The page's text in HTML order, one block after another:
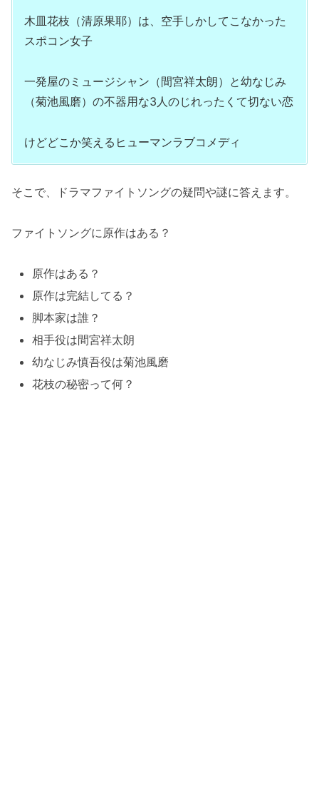
木皿花枝（清原果耶）は、空手しかしてこなかった
スポコン女子
一発屋のミュージシャン（間宮祥太朗）と幼なじみ
（菊池風磨）の不器用な3人のじれったくて切ない恋
けどどこか笑えるヒューマンラブコメディ
そこで、ドラマファイトソングの疑問や謎に答えます。
ファイトソングに原作はある？
原作はある？
原作は完結してる？
脚本家は誰？
相手役は間宮祥太朗
幼なじみ慎吾役は菊池風磨
花枝の秘密って何？